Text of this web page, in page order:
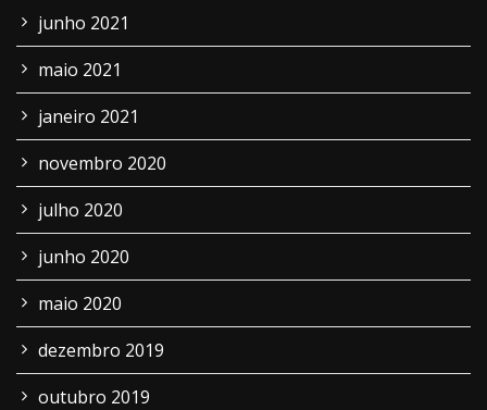
junho 2021
maio 2021
janeiro 2021
novembro 2020
julho 2020
junho 2020
maio 2020
dezembro 2019
outubro 2019